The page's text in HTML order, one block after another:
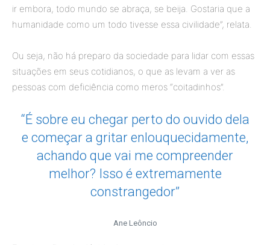
ir embora, todo mundo se abraça, se beija. Gostaria que a
humanidade como um todo tivesse essa civilidade”, relata.
Ou seja, não há preparo da sociedade para lidar com essas
situações em seus cotidianos, o que as levam a ver as
pessoas com deficiência como meros “coitadinhos”.
“É sobre eu chegar perto do ouvido dela
e começar a gritar enlouquecidamente,
achando que vai me compreender
melhor? Isso é extremamente
constrangedor”
Ane Leôncio